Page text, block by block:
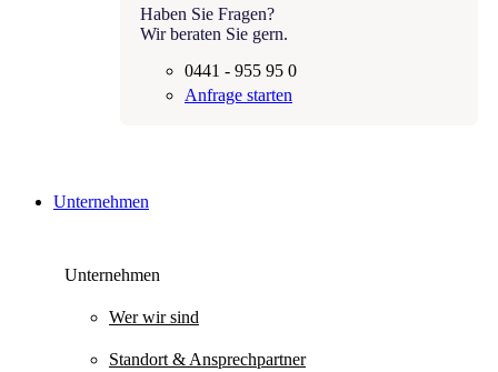
Haben Sie Fragen?
Wir beraten Sie gern.
0441 - 955 95 0
Anfrage starten
Unternehmen
Unternehmen
Wer wir sind
Standort & Ansprechpartner